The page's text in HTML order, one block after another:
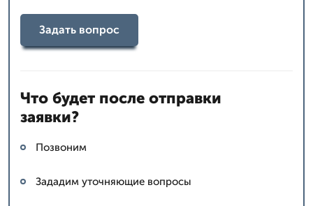
Задать вопрос
Что будет после отправки
заявки?
Позвоним
Зададим уточняющие вопросы